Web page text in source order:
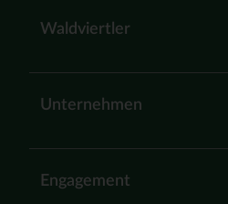
Waldviertler
Unternehmen
Engagement